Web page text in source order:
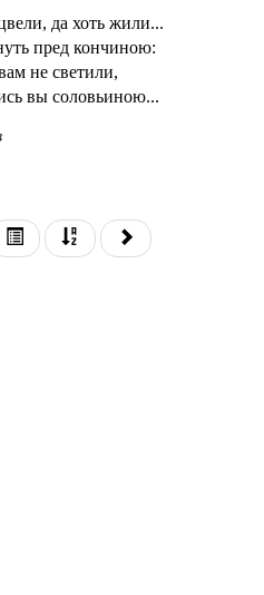
да хоть жили...
пред кончиною:
не светили,
вы соловьиною...